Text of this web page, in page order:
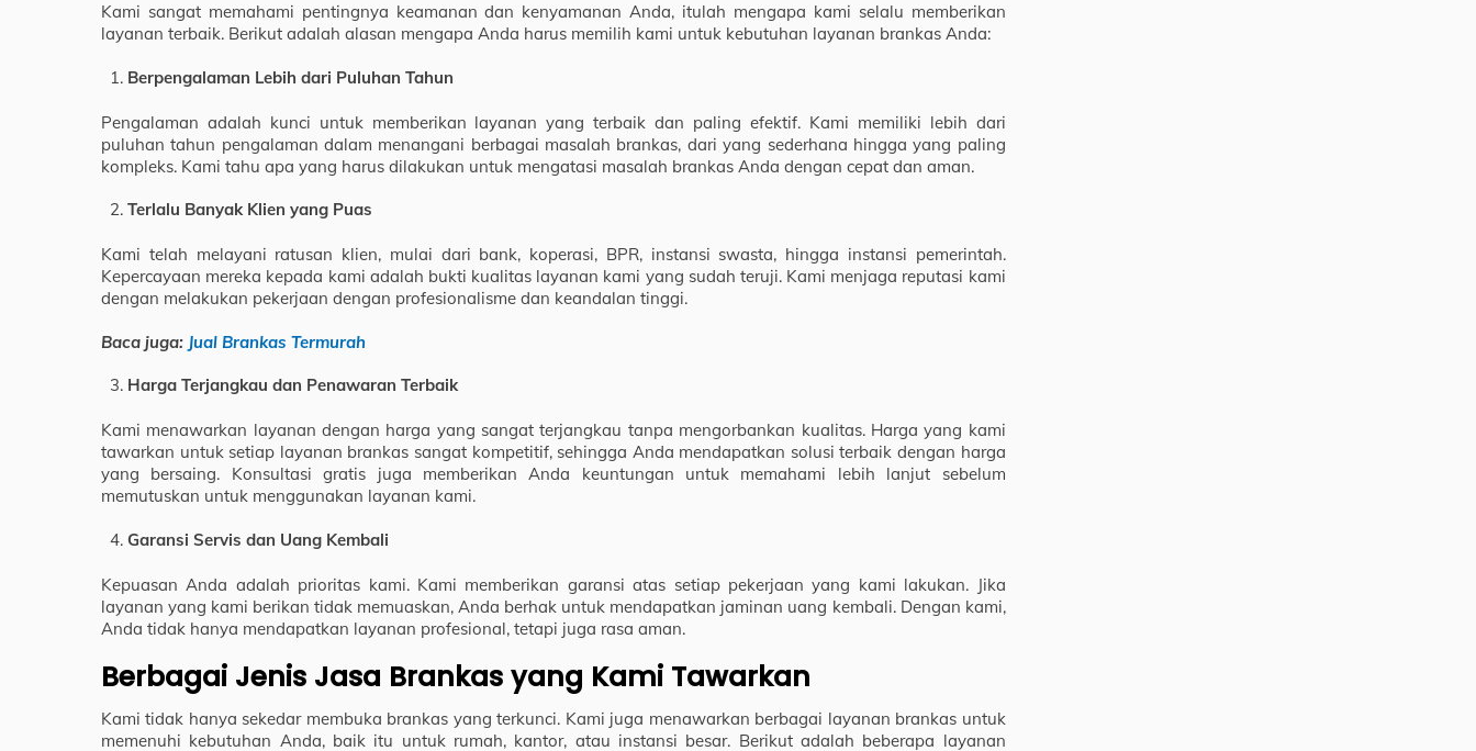
Kami sangat memahami pentingnya keamanan dan kenyamanan Anda, itulah mengapa kami selalu memberikan
layanan terbaik. Berikut adalah alasan mengapa Anda harus memilih kami untuk kebutuhan layanan brankas Anda:
Berpengalaman Lebih dari Puluhan Tahun
Pengalaman adalah kunci untuk memberikan layanan yang terbaik dan paling efektif. Kami memiliki lebih dari
puluhan tahun pengalaman dalam menangani berbagai masalah brankas, dari yang sederhana hingga yang paling
kompleks. Kami tahu apa yang harus dilakukan untuk mengatasi masalah brankas Anda dengan cepat dan aman.
Terlalu Banyak Klien yang Puas
Kami telah melayani ratusan klien, mulai dari bank, koperasi, BPR, instansi swasta, hingga instansi pemerintah.
Kepercayaan mereka kepada kami adalah bukti kualitas layanan kami yang sudah teruji. Kami menjaga reputasi kami
dengan melakukan pekerjaan dengan profesionalisme dan keandalan tinggi.
Baca juga: Jual Brankas Termurah
Harga Terjangkau dan Penawaran Terbaik
Kami menawarkan layanan dengan harga yang sangat terjangkau tanpa mengorbankan kualitas. Harga yang kami
tawarkan untuk setiap layanan brankas sangat kompetitif, sehingga Anda mendapatkan solusi terbaik dengan harga
yang bersaing. Konsultasi gratis juga memberikan Anda keuntungan untuk memahami lebih lanjut sebelum
memutuskan untuk menggunakan layanan kami.
Garansi Servis dan Uang Kembali
Kepuasan Anda adalah prioritas kami. Kami memberikan garansi atas setiap pekerjaan yang kami lakukan. Jika
layanan yang kami berikan tidak memuaskan, Anda berhak untuk mendapatkan jaminan uang kembali. Dengan kami,
Anda tidak hanya mendapatkan layanan profesional, tetapi juga rasa aman.
Berbagai Jenis Jasa Brankas yang Kami Tawarkan
Kami tidak hanya sekedar membuka brankas yang terkunci. Kami juga menawarkan berbagai layanan brankas untuk
memenuhi kebutuhan Anda, baik itu untuk rumah, kantor, atau instansi besar. Berikut adalah beberapa layanan